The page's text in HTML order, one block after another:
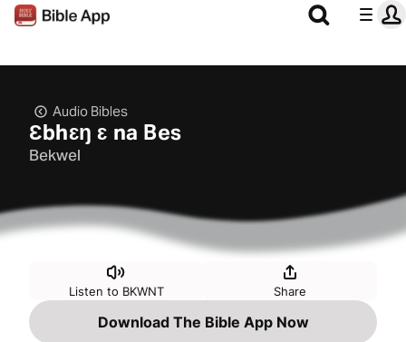
Audio Bibles
Ɛbhɛŋ ɛ na Bes
Bekwel
Listen to BKWNT Share
Download The Bible App Now